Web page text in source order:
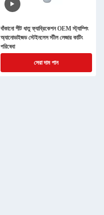
বাঁকানো শীট ধাতু ফ্যাব্রিকেশন OEM স্ট্যাম্পিং
অ্যানোডাইজড স্টেইনলেস স্টীল লেজার কাটিং
পরিষেবা
সেরা দাম পান